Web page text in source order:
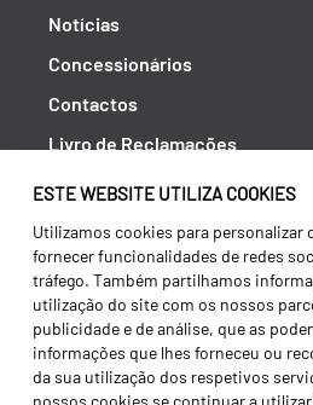
ESTE WEBSITE UTILIZA COOKIES
Utilizamos cookies para personalizar
fornecer funcionalidades de redes
tráfego. Também partilhamos
utilização do site com os nossos
publicidade e de análise, que as
informações que lhes forneceu ou
da sua utilização dos respetivos
nossos cookies se continuar a
Notícias
Concessionários
Contactos
Livro de Reclamações
Política de Privacidade
Canal de Denúncias (RGPC)
Termos e condições